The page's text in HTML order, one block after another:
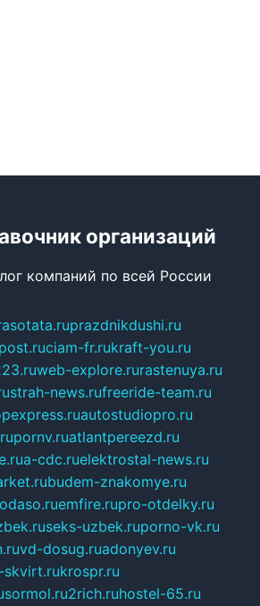
организаций
компаний по всей России
prazdnikdushi.ru
ciam-fr.rukraft-you.ru
web-explore.rurastenuya.ru
strah-news.rufreeride-team.ru
autostudiopro.ru
pornv.ruatlantpereezd.ru
a-cdc.ruelektrostal-news.ru
budem-znakomye.ru
emfire.rupro-otdelky.ru
seks-uzbek.ruporno-vk.ru
vd-dosug.ruadonyev.ru
skvirt.rukrospr.ru
sormol.ru2rich.ruhostel-65.ru